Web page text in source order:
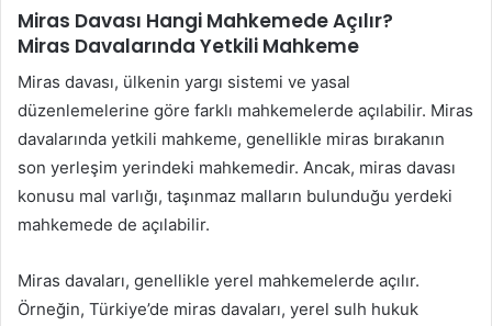
Miras Davası Hangi Mahkemede Açılır?
Miras Davalarında Yetkili Mahkeme
Miras davası, ülkenin yargı sistemi ve yasal
düzenlemelerine göre farklı mahkemelerde açılabilir. Miras
davalarında yetkili mahkeme, genellikle miras bırakanın
son yerleşim yerindeki mahkemedir. Ancak, miras davası
konusu mal varlığı, taşınmaz malların bulunduğu yerdeki
mahkemede de açılabilir.
Miras davaları, genellikle yerel mahkemelerde açılır.
Örneğin, Türkiye’de miras davaları, yerel sulh hukuk